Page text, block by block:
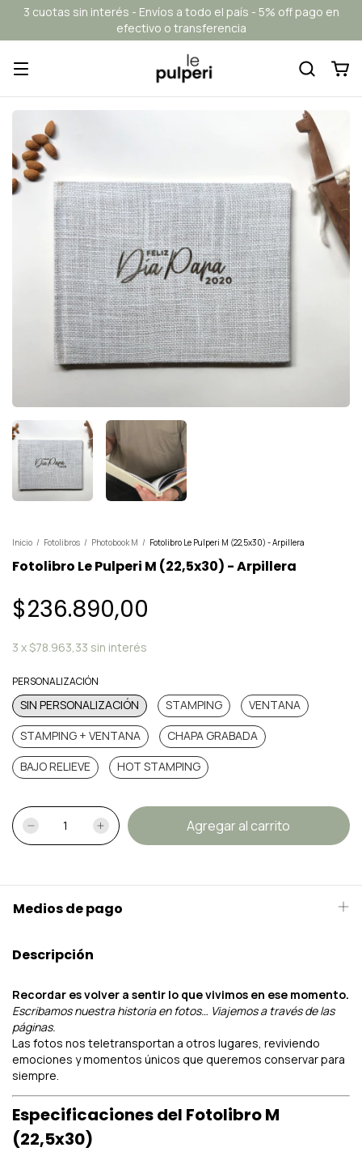
3 cuotas sin interés - Envíos a todo el país - 5% off pago en
efectivo o transferencia
Inicio / Fotolibros / Photobook M / Fotolibro Le Pulperi M (22,5x30) - Arpillera
Fotolibro Le Pulperi M (22,5x30) - Arpillera
$236.890,00
3 x$78.963,33 sin interés
PERSONALIZACIÓN
SIN PERSONALIZACIÓN STAMPING
VENTANA
STAMPING + VENTANA
CHAPA GRABADA
BAJO RELIEVE
HOT STAMPING
Medios de pago
Descripción
Recordar es volver a sentir lo que vivimos en ese momento.
Escribamos nuestra historia en fotos… Viajemos a través de las
páginas.
Las fotos nos teletransportan a otros lugares, reviviendo
emociones y momentos únicos que queremos conservar para
siempre.
Especificaciones del Fotolibro M
(22,5x30)